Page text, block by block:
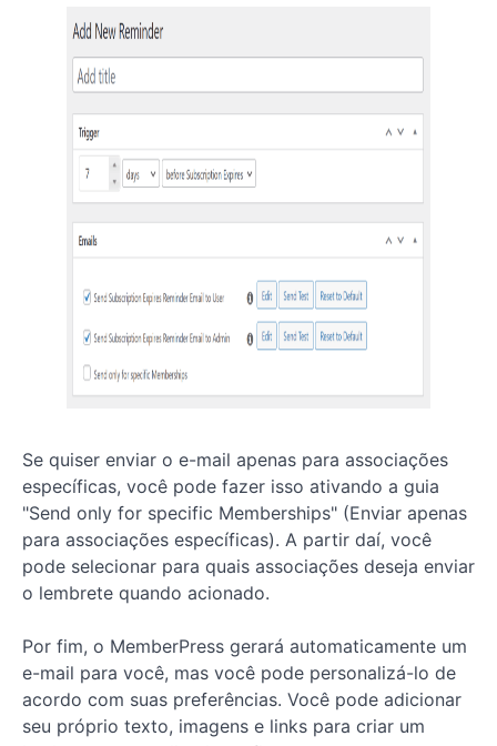
gerenciar
assinaturas e
pagamentos
no plug-in
MemberPress
Lição 14:
Visão geral
configurações
do
MemberPress
Integração de
de marketing
por e-mail
(respostas
proteger os
itens de
menu do
WordPress
com o
MemberPress
Lição 17:
widgets do
MemberPress
WordPress
Lição 18:
Como configurar
Se quiser enviar o e-mail apenas para associações
específicas, você pode fazer isso ativando a guia
"Send only for specific Memberships" (Enviar apenas
para associações específicas). A partir daí, você
pode selecionar para quais associações deseja enviar
o lembrete quando acionado.
Por fim, o MemberPress gerará automaticamente um
e-mail para você, mas você pode personalizá-lo de
acordo com suas preferências. Você pode adicionar
seu próprio texto, imagens e links para criar um